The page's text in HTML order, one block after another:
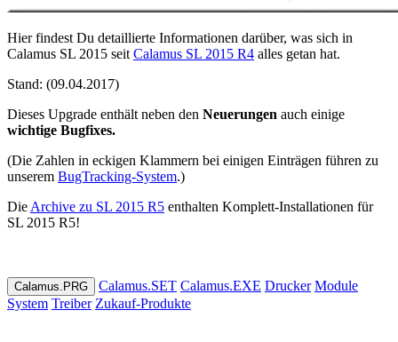
Hier findest Du detaillierte Informationen darüber, was sich in
Calamus SL 2015 seit Calamus SL 2015 R4 alles getan hat.
Stand: (09.04.2017)
Dieses Upgrade enthält neben den Neuerungen auch einige
wichtige Bugfixes.
(Die Zahlen in eckigen Klammern bei einigen Einträgen führen zu
unserem BugTracking-System.)
Die Archive zu SL 2015 R5 enthalten Komplett-Installationen für
SL 2015 R5!
Calamus.PRG Calamus.SET Calamus.EXE Drucker Module
System Treiber Zukauf-Produkte